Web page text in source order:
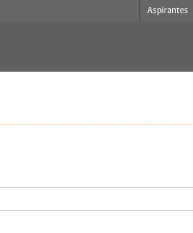
Aspirantes